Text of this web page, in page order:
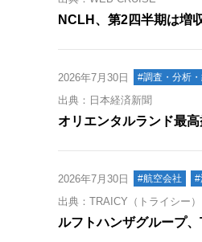
NCLH、第2四半期は増
2026年7月30日 #調査・分析
出典：日本経済新聞
オリエンタルランド最
2026年7月30日 #航空会社 #
出典：TRAICY（トライシー）
ルフトハンザグループ